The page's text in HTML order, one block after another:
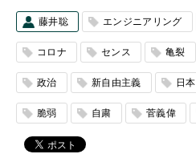
藤井聡 エンジニアリング
コロナ センス 亀裂
政治 新自由主義 日本
脆弱 自粛 菅義偉